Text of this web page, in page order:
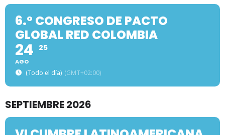
6.º CONGRESO DE PACTO
GLOBAL RED COLOMBIA
24
AGO
25
(Todo el día) (GMT+02:00)
SEPTIEMBRE 2026